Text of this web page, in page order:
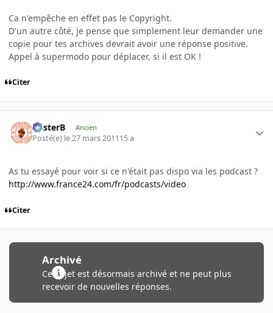
Ca n'empêche en effet pas le Copyright.
D'un autre côté, je pense que simplement leur demander une
copie pour tes archives devrait avoir une réponse positive.
Appel à supermodo pour déplacer, si il est OK !
Citer
misterB Ancien
Posté(e) le 27 mars 201115 a
As tu essayé pour voir si ce n'était pas dispo via les podcast ?
http://www.france24.com/fr/podcasts/video
Citer
Archivé
Ce sujet est désormais archivé et ne peut plus
recevoir de nouvelles réponses.